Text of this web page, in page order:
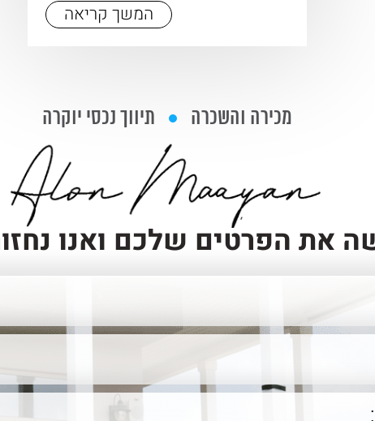
המשך קריאה
מכירה והשכרה תיווך נכסי יוקרה
את הפרטים שלכם ואנו